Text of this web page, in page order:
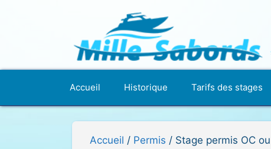
Accueil Historique Tarifs des stages
Accueil / Permis / Stage permis OC